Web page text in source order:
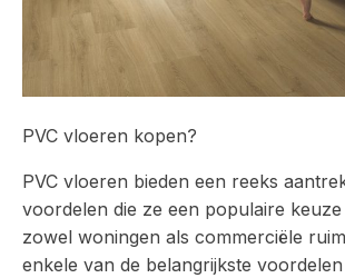
PVC vloeren kopen?
PVC vloeren bieden een reeks
voordelen die ze een populaire
zowel woningen als commerciële
enkele van de belangrijkste